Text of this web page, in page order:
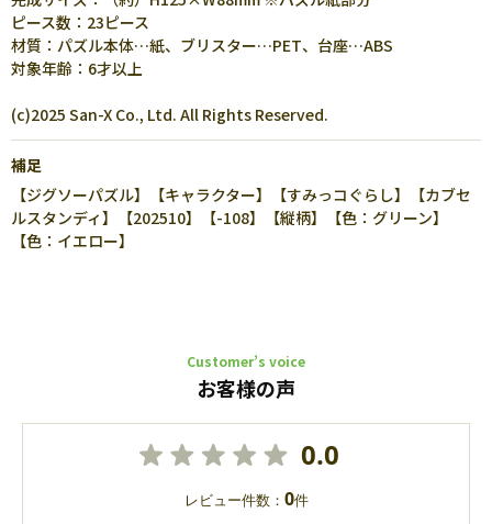
ピース数：23ピース
材質：パズル本体…紙、ブリスター…PET、台座…ABS
対象年齢：6才以上
(c)2025 San-X Co., Ltd. All Rights Reserved.
補足
【ジグソーパズル】【キャラクター】【すみっコぐらし】【カブセ
ルスタンディ】【202510】【-108】【縦柄】【色：グリーン】
【色：イエロー】
Customer’s voice
お客様の声
0.0
レビュー件数： 0件